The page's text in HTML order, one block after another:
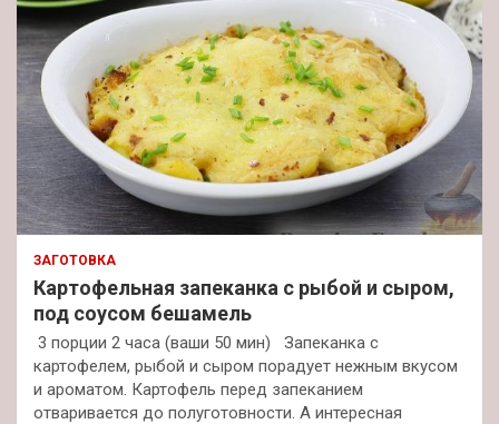
ЗАГОТОВКА
Картофельная запеканка с рыбой и сыром,
под соусом бешамель
3 порции 2 часа (ваши 50 мин) Запеканка с
картофелем, рыбой и сыром порадует нежным вкусом
и ароматом. Картофель перед запеканием
отваривается до полуготовности. А интересная